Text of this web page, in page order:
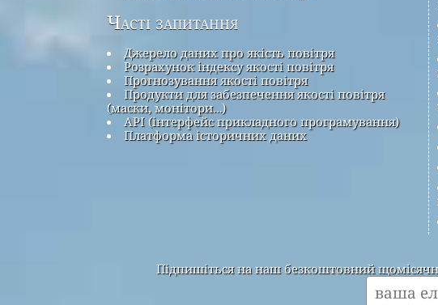
Часті запитання
Джерело даних про якість повітря
Розрахунок індексу якості повітря
Прогнозування якості повітря
Продукти для забезпечення якості повітря
(маски, монітори…)
API (інтерфейс прикладного програмування)
Платформа історичних даних
Підпишіться на наш безкоштовний